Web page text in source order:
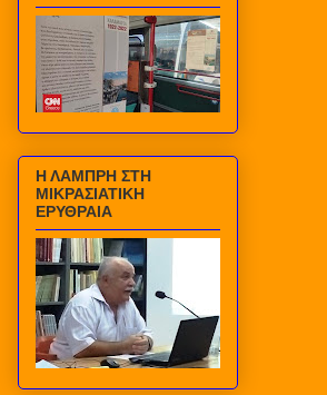
Η ΛΑΜΠΡΗ ΣΤΗ
ΜΙΚΡΑΣΙΑΤΙΚΗ
ΕΡΥΘΡΑΙΑ